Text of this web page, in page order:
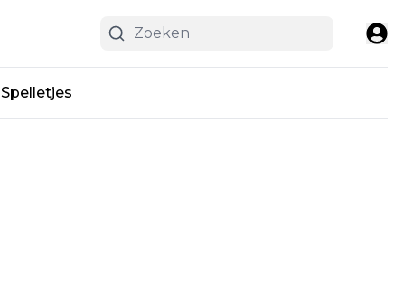
Spelletjes